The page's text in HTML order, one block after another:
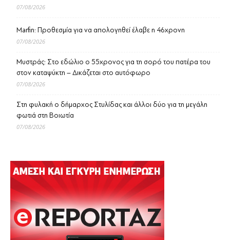
07/08/2026
Marfin: Προθεσμία για να απολογηθεί έλαβε η 46χρονη
07/08/2026
Μυστράς: Στο εδώλιο ο 55χρονος για τη σορό του πατέρα του
στον καταψύκτη – Δικάζεται στο αυτόφωρο
07/08/2026
Στη φυλακή ο δήμαρχος Στυλίδας και άλλοι δύο για τη μεγάλη
φωτιά στη Βοιωτία
07/08/2026